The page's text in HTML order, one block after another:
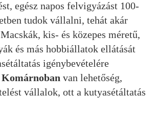
egész napos felvigyázást 100-
tudok vállalni, tehát akár
kis- és közepes méretű,
és más hobbiállatok ellátását
igénybevételére
Komárnoban van lehetőség,
vállalok, ott a kutyasétáltatás